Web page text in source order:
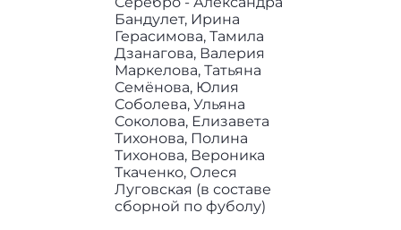
Бандулет, Ирина
Герасимова, Тамила
Дзанагова, Валерия
Маркелова, Татьяна
Семёнова, Юлия
Соболева, Ульяна
Соколова, Елизавета
Тихонова, Полина
Тихонова, Вероника
Ткаченко, Олеся
Луговская (в составе
сборной по фуболу)